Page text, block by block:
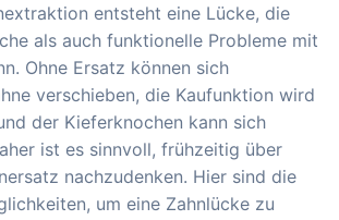
entsteht eine Lücke, die
als auch funktionelle Probleme mit
Ohne Ersatz können sich
verschieben, die Kaufunktion wird
der Kieferknochen kann sich
ist es sinnvoll, frühzeitig über
nachzudenken. Hier sind die
um eine Zahnlücke zu